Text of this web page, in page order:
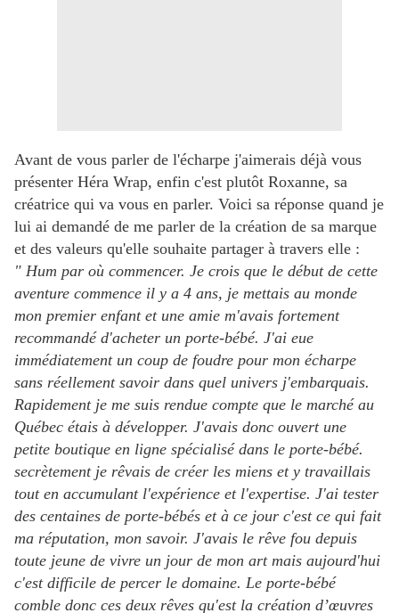
Avant de vous parler de l'écharpe j'aimerais déjà vous
présenter Héra Wrap, enfin c'est plutôt Roxanne, sa
créatrice qui va vous en parler. Voici sa réponse quand je
lui ai demandé de me parler de la création de sa marque
et des valeurs qu'elle souhaite partager à travers elle :
" Hum par où commencer. Je crois que le début de cette
aventure commence il y a 4 ans, je mettais au monde
mon premier enfant et une amie m'avais fortement
recommandé d'acheter un porte-bébé. J'ai eue
immédiatement un coup de foudre pour mon écharpe
sans réellement savoir dans quel univers j'embarquais.
Rapidement je me suis rendue compte que le marché au
Québec étais à développer. J'avais donc ouvert une
petite boutique en ligne spécialisé dans le porte-bébé.
secrètement je rêvais de créer les miens et y travaillais
tout en accumulant l'expérience et l'expertise. J'ai tester
des centaines de porte-bébés et à ce jour c'est ce qui fait
ma réputation, mon savoir. J'avais le rêve fou depuis
toute jeune de vivre un jour de mon art mais aujourd'hui
c'est difficile de percer le domaine. Le porte-bébé
comble donc ces deux rêves qu'est la création d’œuvres